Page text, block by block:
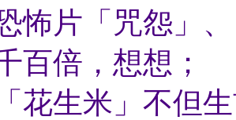
怖片「咒怨」
百倍，想想；
花生米」不但